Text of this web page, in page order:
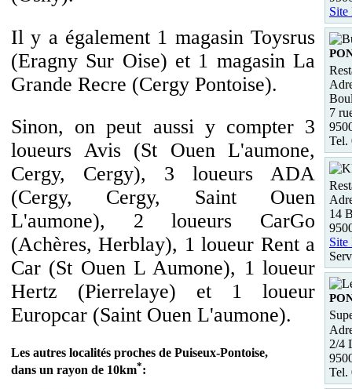
Il y a également 1 magasin Toysrus
(Eragny Sur Oise) et 1 magasin La
Grande Recre (Cergy Pontoise).
Sinon, on peut aussi y compter 3
loueurs Avis (St Ouen L'aumone,
Cergy, Cergy), 3 loueurs ADA
(Cergy, Cergy, Saint Ouen
L'aumone), 2 loueurs CarGo
(Achères, Herblay), 1 loueur Rent a
Car (St Ouen L Aumone), 1 loueur
Hertz (Pierrelaye) et 1 loueur
Europcar (Saint Ouen L'aumone).
Les autres localités proches de Puiseux-Pontoise,
dans un rayon de 10km*:
Site
7
Tel.
14
Site
2/4
Tel.